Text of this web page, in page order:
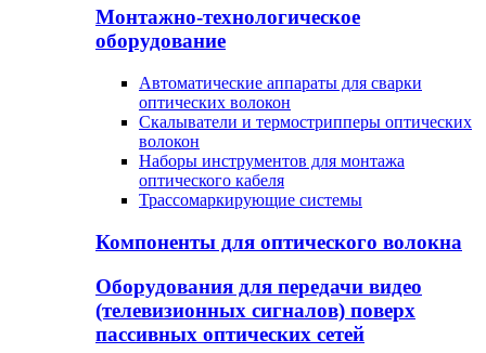
Монтажно-технологическое
оборудование
Автоматические аппараты для сварки
оптических волокон
Cкалыватели и термострипперы оптических
волокон
Наборы инструментов для монтажа
оптического кабеля
Трассомаркирующие системы
Компоненты для оптического волокна
Оборудования для передачи видео
(телевизионных сигналов) поверх
пассивных оптических сетей